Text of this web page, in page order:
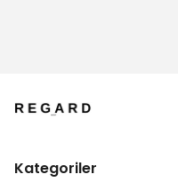
Kategoriler